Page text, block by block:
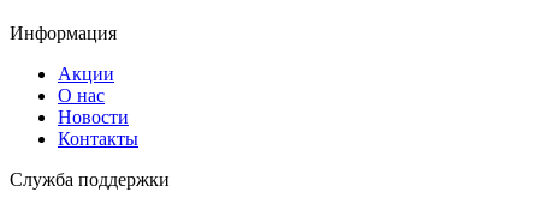
Информация
Акции
О нас
Новости
Контакты
Служба поддержки